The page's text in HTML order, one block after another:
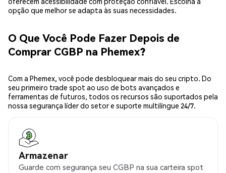
opção que melhor se adapta às suas necessidades.
O Que Você Pode Fazer Depois de
Comprar CGBP na Phemex?
Com a Phemex, você pode desbloquear mais do seu cripto. Do
seu primeiro trade spot ao uso de bots avançados e
ferramentas de futuros, todos os recursos são suportados pela
nossa segurança líder do setor e suporte multilíngue 24/7.
Armazenar
Guarde com segurança seu CGBP na sua carteira spot